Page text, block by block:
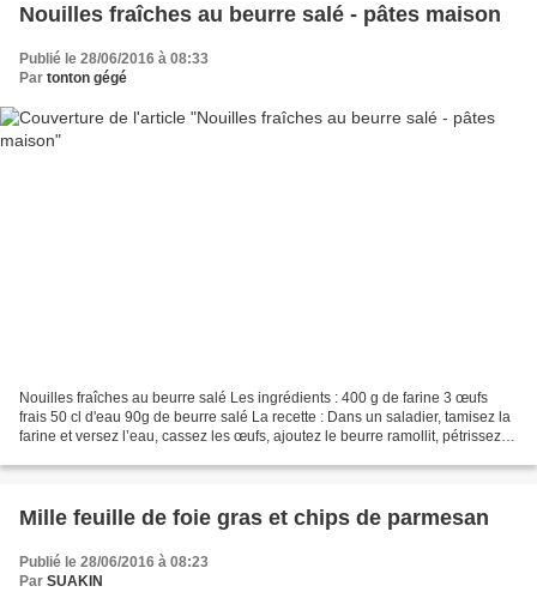
Nouilles fraîches au beurre salé - pâtes maison
Publié le 28/06/2016 à 08:33
Par tonton gégé
Nouilles fraîches au beurre salé Les ingrédients : 400 g de farine 3 œufs
frais 50 cl d'eau 90g de beurre salé La recette : Dans un saladier, tamisez la
farine et versez l’eau, cassez les œufs, ajoutez le beurre ramollit, pétrissez
Mille feuille de foie gras et chips de parmesan
Publié le 28/06/2016 à 08:23
Par SUAKIN